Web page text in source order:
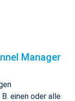
Manager
B. einen oder alle